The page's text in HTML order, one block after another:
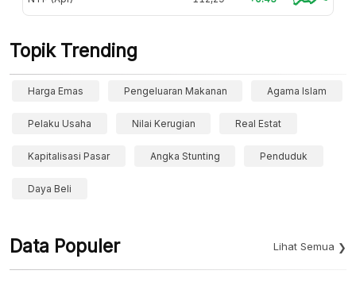
Topik Trending
Harga Emas Pengeluaran Makanan Agama Islam
Pelaku Usaha Nilai Kerugian Real Estat
Kapitalisasi Pasar Angka Stunting Penduduk
Daya Beli
Data Populer Lihat Semua